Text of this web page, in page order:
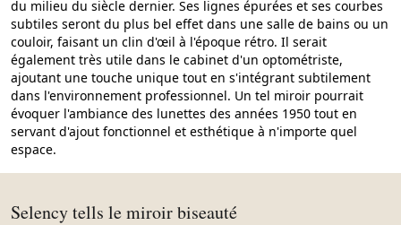
du milieu du siècle dernier. Ses lignes épurées et ses courbes
subtiles seront du plus bel effet dans une salle de bains ou un
couloir, faisant un clin d'œil à l'époque rétro. Il serait
également très utile dans le cabinet d'un optométriste,
ajoutant une touche unique tout en s'intégrant subtilement
dans l'environnement professionnel. Un tel miroir pourrait
évoquer l'ambiance des lunettes des années 1950 tout en
servant d'ajout fonctionnel et esthétique à n'importe quel
espace.
Selency tells le miroir biseauté